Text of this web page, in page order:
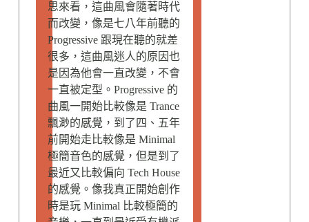
思來看，這曲風會隨著時代
而改變，像是七八年前聽的
Progressive 跟現在聽的就差
很多，這曲風迷人的原因也
是因為他會一直改變，不會
一直被定型。Progressive 的
曲風一開始比較像是 Trance
飄渺的感覺，到了四、五年
前開始走比較像是 Minimal
極簡音色的感覺，但是到了
最近又比較偏向 Tech House
的感覺。像我真正開始創作
時是玩 Minimal 比較極簡的